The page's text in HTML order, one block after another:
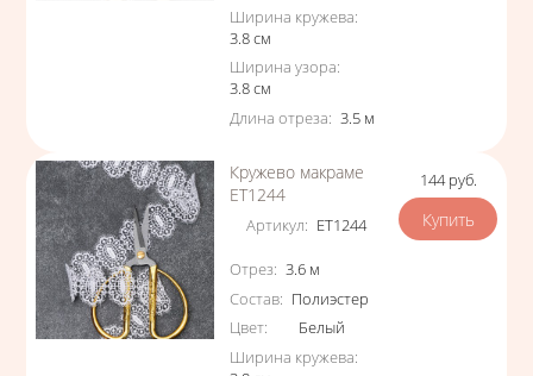
Ширина кружева:
3.8см
Ширина узора:
3.8см
Длина отреза: 3.5 м
Кружево макраме
ЕТ1244
Артикул: ЕТ1244
Характеристики
Отрез: 3.6 м
Состав: Полиэстер
Цвет:
Белый
Ширина кружева:
Цена
144 руб.